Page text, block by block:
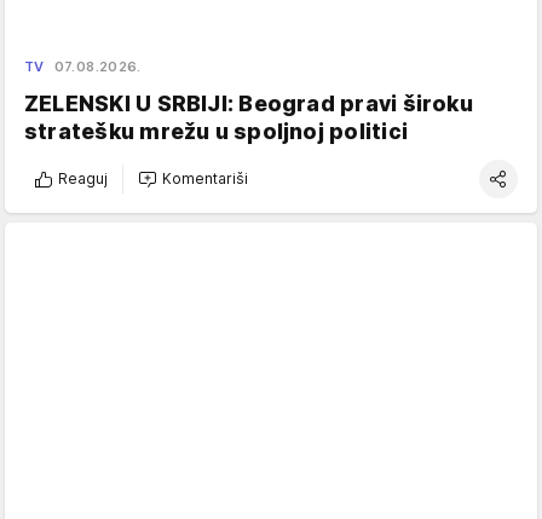
TV 07.08.2026.
ZELENSKI U SRBIJI: Beograd pravi široku
stratešku mrežu u spoljnoj politici
Reaguj Komentariši